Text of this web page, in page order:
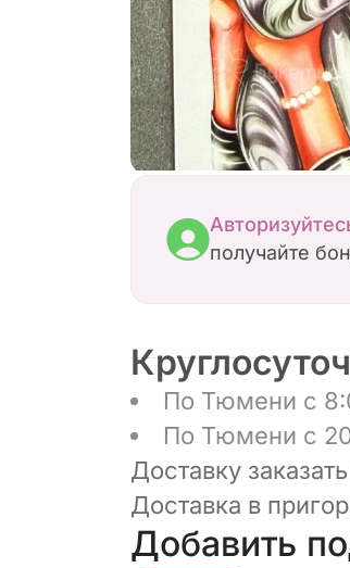
получайте
По Тюмени с
По Тюмени с
Доставку
Доставка в
Добавить